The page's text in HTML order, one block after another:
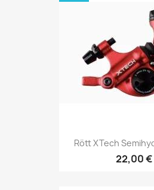
Rött XTech
22,00 €